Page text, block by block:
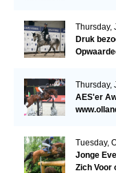
Thursday,
Druk
Thursday,
AES'er
Tuesday,
Jonge
Zich Voor